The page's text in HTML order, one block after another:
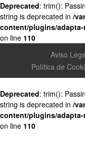
Deprecated: trim():
string is deprecated in /
content/plugins/
on line 110
Aviso
Política de
Deprecated: trim():
string is deprecated in /
content/plugins/
on line 110